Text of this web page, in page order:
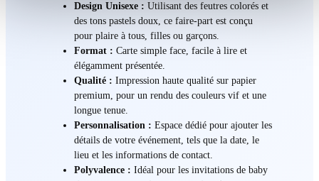
Design Unisexe : Utilisant des feutres colorés et
des tons pastels doux, ce faire-part est conçu
pour plaire à tous, filles ou garçons.
Format : Carte simple face, facile à lire et
élégamment présentée.
Qualité : Impression haute qualité sur papier
premium, pour un rendu des couleurs vif et une
longue tenue.
Personnalisation : Espace dédié pour ajouter les
détails de votre événement, tels que la date, le
lieu et les informations de contact.
Polyvalence : Idéal pour les invitations de baby